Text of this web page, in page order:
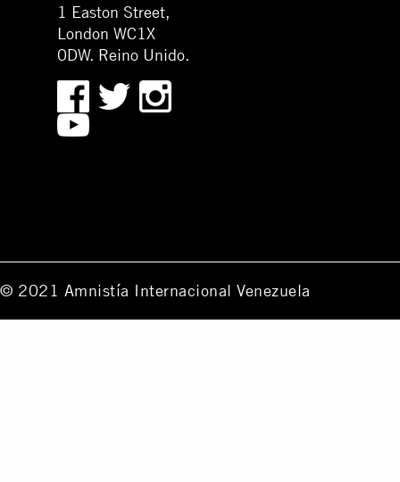
1 Easton Street,
London WC1X
0DW. Reino Unido.
© 2021 Amnistía Internacional Venezuela